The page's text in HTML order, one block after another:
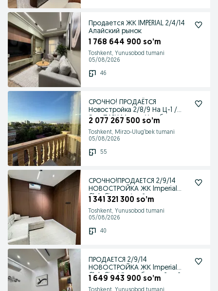
Продается ЖК IMPERIAL 2/4/14
Алайский рынок
1 768 644 900 so’m
Toshkent, Yunusobod tumani
05/08/2026
46
СРОЧНО! ПРОДАЁТСЯ
Новостройка 2/8/9 На Ц-1 /
Эко ПАРК Мирзо-Улугбек
2 077 267 500 so’m
Toshkent, Mirzo-Ulug‘bek tumani
05/08/2026
55
СРОЧНО!ПРОДАЕТСЯ 2/9/14
НОВОСТРОЙКА ЖК Imperial
Club City на: Алайски
1 341 321 300 so’m
Toshkent, Yunusobod tumani
05/08/2026
40
ПРОДАЕТСЯ 2/9/14
НОВОСТРОЙКА ЖК Imperial
Club City Юнусабадский райо
1 649 943 900 so’m